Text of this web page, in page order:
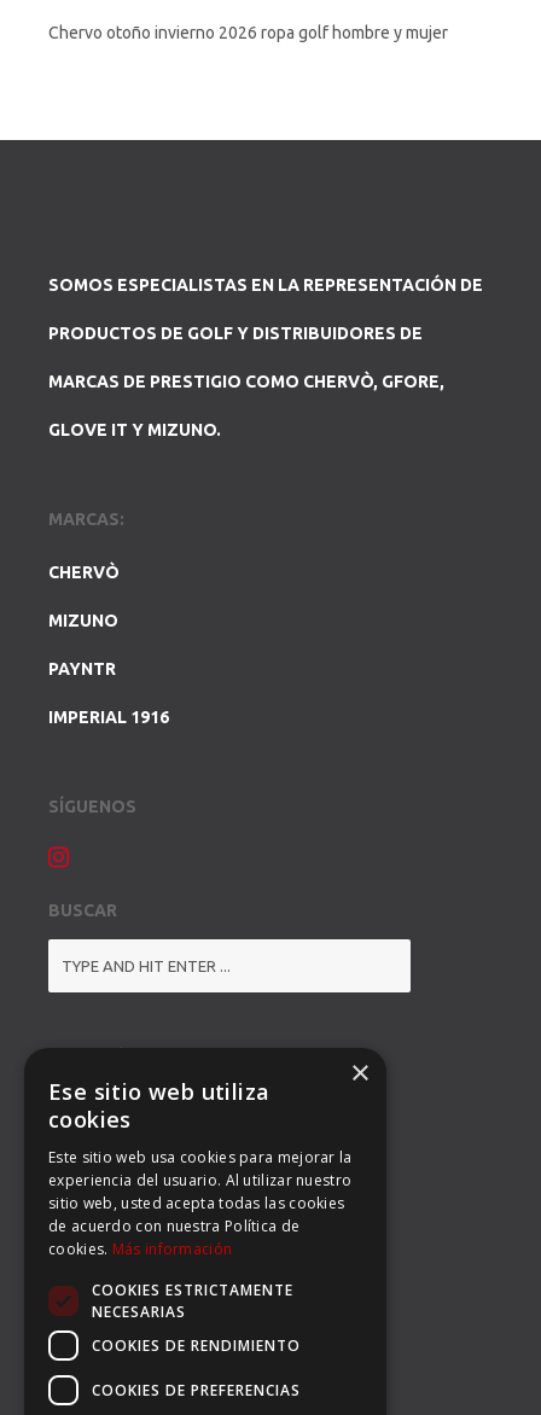
Chervo otoño invierno 2026 ropa golf hombre y mujer
SOMOS ESPECIALISTAS EN LA REPRESENTACIÓN DE
PRODUCTOS DE GOLF Y DISTRIBUIDORES DE
MARCAS DE PRESTIGIO COMO CHERVÒ, GFORE,
GLOVE IT Y MIZUNO.
MARCAS:
CHERVÒ
MIZUNO
PAYNTR
IMPERIAL 1916
SÍGUENOS
BUSCAR
BALMES 92, 3º 1ª B
08008 BARCELONA
TEL: (34) 93 363 53 97
FAX: (34) 93 396 90 14
EMAIL:INFO@CARSERSPORTS.COM
×
Ese sitio web utiliza
cookies
Este sitio web usa cookies para mejorar la
experiencia del usuario. Al utilizar nuestro
sitio web, usted acepta todas las cookies
de acuerdo con nuestra Política de
cookies. Más información
COOKIES ESTRICTAMENTE
NECESARIAS
COOKIES DE RENDIMIENTO
COOKIES DE PREFERENCIAS